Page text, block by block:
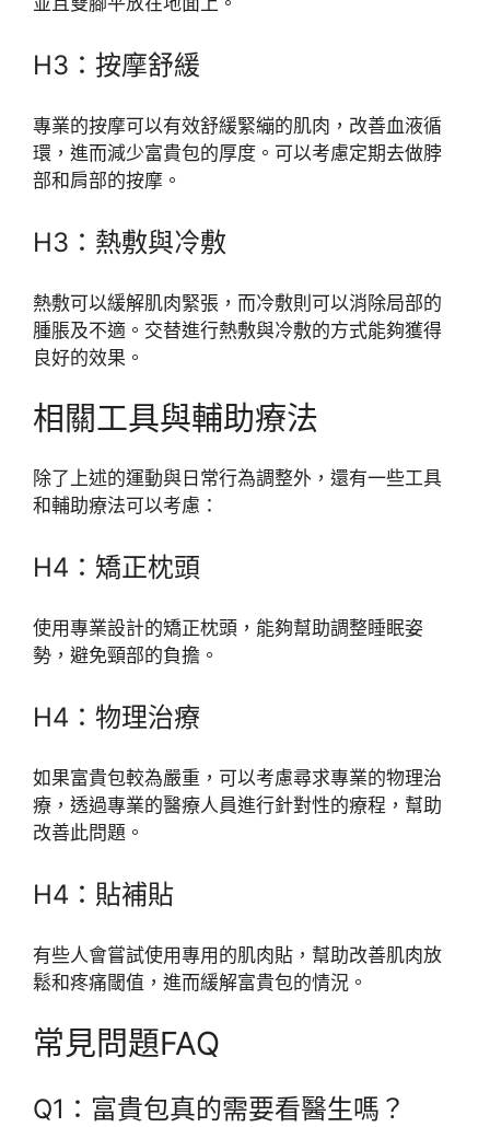
H3：按摩舒緩
專業的按摩可以有效舒緩緊繃的肌肉，改善血液循
環，進而減少富貴包的厚度。可以考慮定期去做脖
部和肩部的按摩。
H3：熱敷與冷敷
熱敷可以緩解肌肉緊張，而冷敷則可以消除局部的
腫脹及不適。交替進行熱敷與冷敷的方式能夠獲得
良好的效果。
相關工具與輔助療法
除了上述的運動與日常行為調整外，還有一些工具
和輔助療法可以考慮：
H4：矯正枕頭
使用專業設計的矯正枕頭，能夠幫助調整睡眠姿
勢，避免頸部的負擔。
H4：物理治療
如果富貴包較為嚴重，可以考慮尋求專業的物理治
療，透過專業的醫療人員進行針對性的療程，幫助
改善此問題。
H4：貼補貼
有些人會嘗試使用專用的肌肉貼，幫助改善肌肉放
鬆和疼痛閾值，進而緩解富貴包的情況。
常見問題FAQ
Q1：富貴包真的需要看醫生嗎？